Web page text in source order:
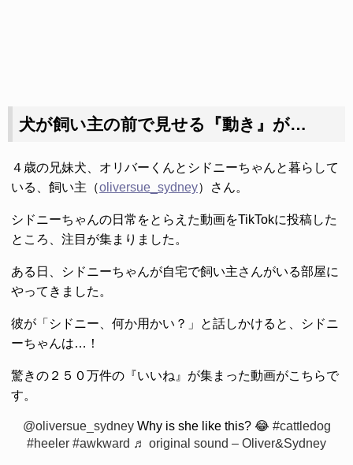
犬が飼い主の前で見せる『動き』が…
４歳の兄妹犬、オリバーくんとシドニーちゃんと暮らして
いる、飼い主（oliversue_sydney）さん。
シドニーちゃんの日常をとらえた動画をTikTokに投稿した
ところ、注目が集まりました。
ある日、シドニーちゃんが自宅で飼い主さんがいる部屋に
やってきました。
彼が「シドニー、何か用かい？」と話しかけると、シドニ
ーちゃんは…！
驚きの２５０万件の『いいね』が集まった動画がこちらで
す。
@oliversue_sydneyWhy is she like this? 😂 #cattledog
#heeler #awkward ♬ original sound – Oliver&Sydney